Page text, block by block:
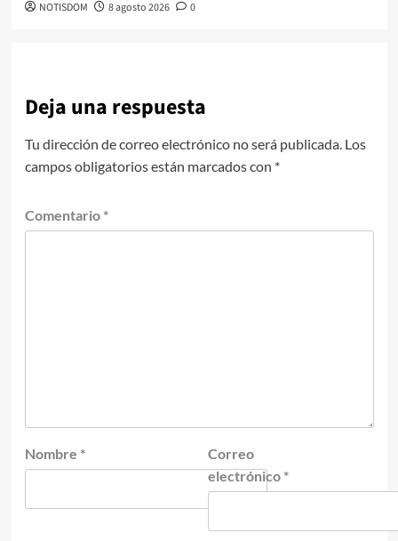
NOTISDOM 8 agosto 2026 0
Deja una respuesta
Tu dirección de correo electrónico no será publicada. Los
campos obligatorios están marcados con *
Comentario *
Nombre *
Correo
electrónico *